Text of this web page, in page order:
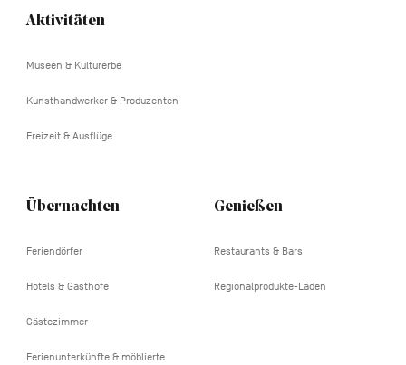
Navigation
Aktivitäten
Museen & Kulturerbe
Kunsthandwerker & Produzenten
Freizeit & Ausflüge
Übernachten
Feriendörfer
Hotels & Gasthöfe
Gästezimmer
Ferienunterkünfte & möblierte
Genießen
Restaurants & Bars
Regionalprodukte-Läden